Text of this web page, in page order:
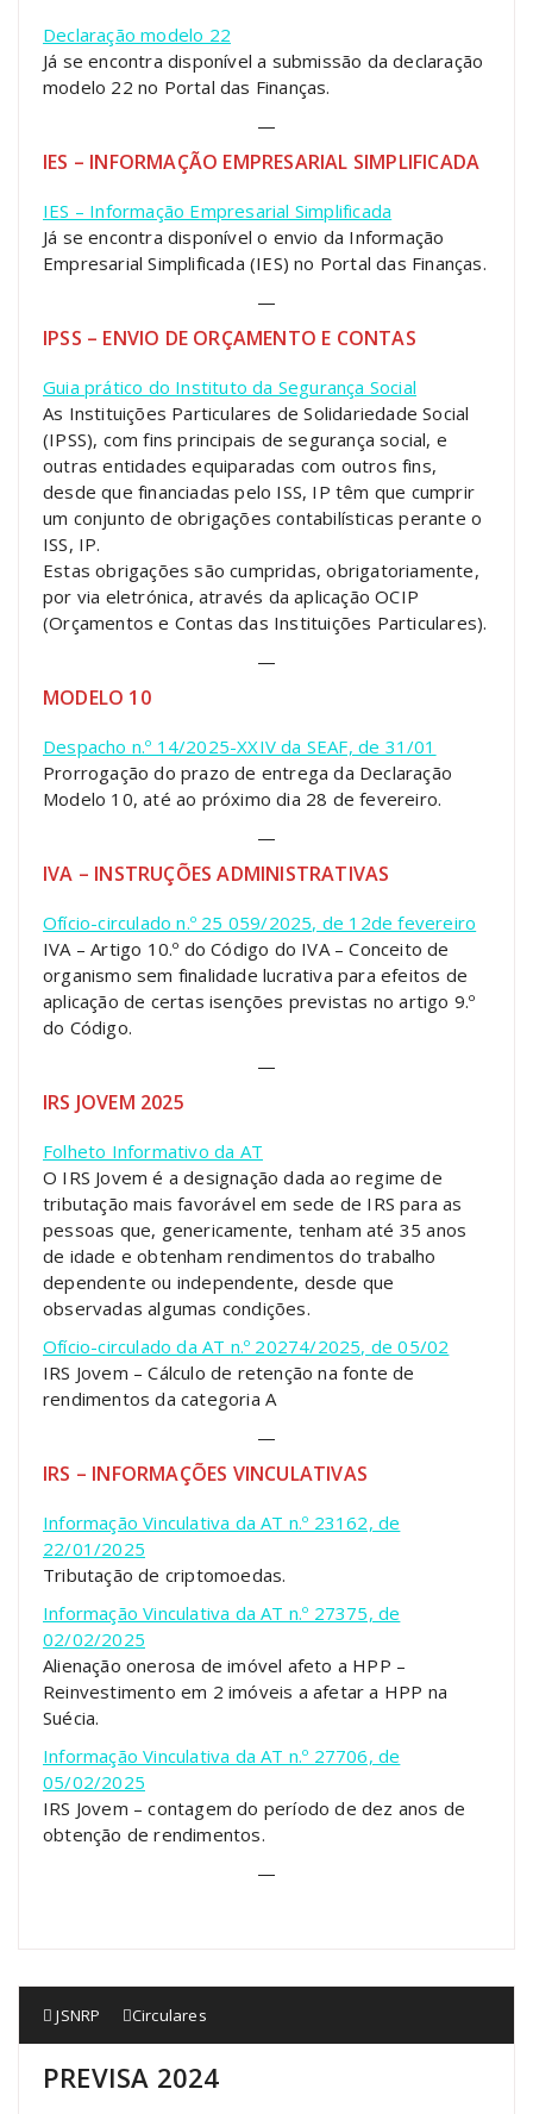
Declaração modelo 22
Já se encontra disponível a submissão da declaração
modelo 22 no Portal das Finanças.
—
IES – INFORMAÇÃO EMPRESARIAL SIMPLIFICADA
IES – Informação Empresarial Simplificada
Já se encontra disponível o envio da Informação
Empresarial Simplificada (IES) no Portal das Finanças.
—
IPSS – ENVIO DE ORÇAMENTO E CONTAS
Guia prático do Instituto da Segurança Social
As Instituições Particulares de Solidariedade Social
(IPSS), com fins principais de segurança social, e
outras entidades equiparadas com outros fins,
desde que financiadas pelo ISS, IP têm que cumprir
um conjunto de obrigações contabilísticas perante o
ISS, IP.
Estas obrigações são cumpridas, obrigatoriamente,
por via eletrónica, através da aplicação OCIP
(Orçamentos e Contas das Instituições Particulares).
—
MODELO 10
Despacho n.º 14/2025-XXIV da SEAF, de 31/01
Prorrogação do prazo de entrega da Declaração
Modelo 10, até ao próximo dia 28 de fevereiro.
—
IVA – INSTRUÇÕES ADMINISTRATIVAS
Ofício-circulado n.º 25 059/2025, de 12de fevereiro
IVA – Artigo 10.º do Código do IVA – Conceito de
organismo sem finalidade lucrativa para efeitos de
aplicação de certas isenções previstas no artigo 9.º
do Código.
—
IRS JOVEM 2025
Folheto Informativo da AT
O IRS Jovem é a designação dada ao regime de
tributação mais favorável em sede de IRS para as
pessoas que, genericamente, tenham até 35 anos
de idade e obtenham rendimentos do trabalho
dependente ou independente, desde que
observadas algumas condições.
Ofício-circulado da AT n.º 20274/2025, de 05/02
IRS Jovem – Cálculo de retenção na fonte de
rendimentos da categoria A
—
IRS – INFORMAÇÕES VINCULATIVAS
Informação Vinculativa da AT n.º 23162, de
22/01/2025
Tributação de criptomoedas.
Informação Vinculativa da AT n.º 27375, de
02/02/2025
Alienação onerosa de imóvel afeto a HPP –
Reinvestimento em 2 imóveis a afetar a HPP na
Suécia.
Informação Vinculativa da AT n.º 27706, de
05/02/2025
IRS Jovem – contagem do período de dez anos de
obtenção de rendimentos.
—
JSNRP Circulares
PREVISA 2024